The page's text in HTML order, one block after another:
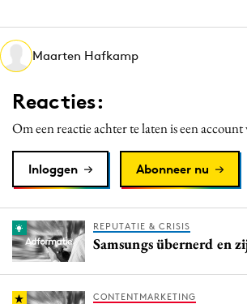
Interne communicatie
Martech
Media
Programmatic
Purpose Marketing
Reputatie & crisis
Maarten Hafkamp
Reacties:
Om een reactie achter te laten is een account
Inloggen Abonneer nu
REPUTATIE & CRISIS
Samsungs übernerd en
CONTENTMARKETING